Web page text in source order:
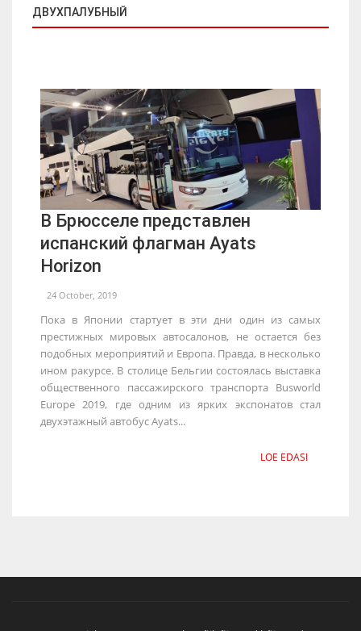
ДВУХПАЛУБНЫЙ
В Брюсселе представлен
испанский флагман Ayats
Horizon
24 October, 2019
Пока в Японии стартует в эти дни один из самых
престижных мировых автосалонов, не остается без
подобных мероприятий и Европа. Правда, в несколько
ином ракурсе. В столице Бельгии состоялась выставка
общественного пассажирского транспорта Busworld
Europe 2019, где одним из ярких экспонатов стал
двухэтажный автобус Ayats...
LOE EDASI